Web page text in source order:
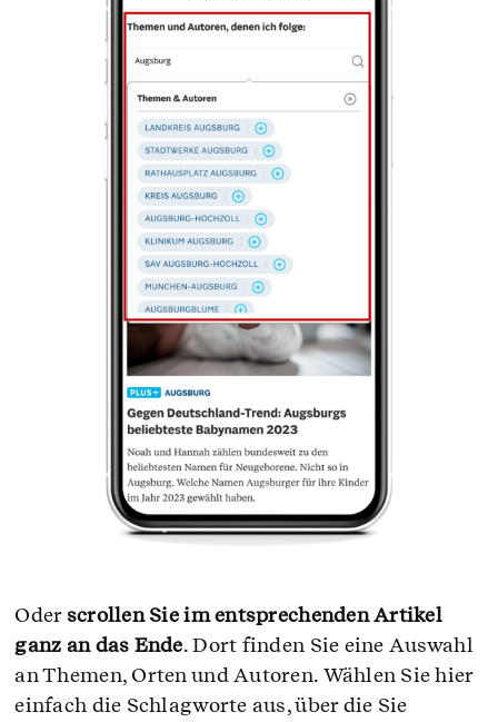
Oderscrollen Sie im entsprechenden Artikel
ganz an das Ende. Dort finden Sie eine Auswahl
an Themen, Orten und Autoren. Wählen Sie hier
einfach die Schlagworte aus, über die Sie